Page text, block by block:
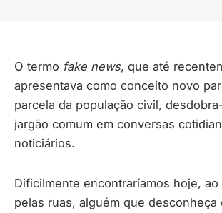
O termo fake news, que até
apresentava como conceito novo
parcela da população civil,
jargão comum em conversas
noticiários.
Dificilmente encontraríamos hoje, ao
pelas ruas, alguém que desconheça